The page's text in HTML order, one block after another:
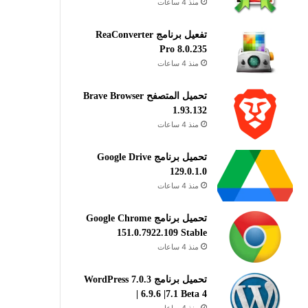
منذ 4 ساعات
تفعيل برنامج ReaConverter
Pro 8.0.235
منذ 4 ساعات
تحميل المتصفح Brave Browser
1.93.132
منذ 4 ساعات
تحميل برنامج Google Drive
129.0.1.0
منذ 4 ساعات
تحميل برنامج Google Chrome
151.0.7922.109 Stable
منذ 4 ساعات
تحميل برنامج WordPress 7.0.3
| 6.9.6 |7.1 Beta 4